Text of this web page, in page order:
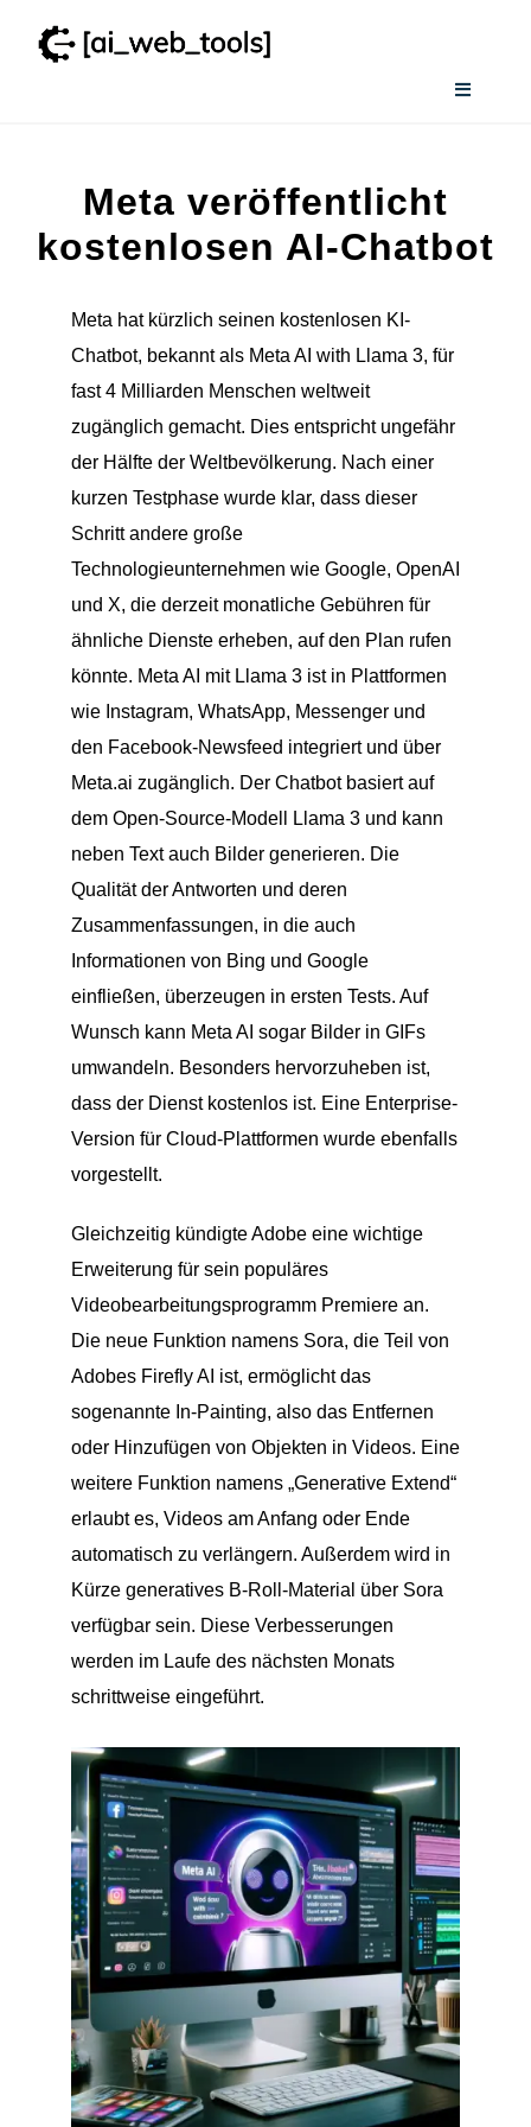
Inhalt
Toggle
Services
Smart AI Tool Selector
Verzeichnis
Meta veröffentlicht
kostenlosen AI-Chatbot
Meta hat kürzlich seinen kostenlosen KI-
Chatbot, bekannt als Meta AI with Llama 3, für
fast 4 Milliarden Menschen weltweit
zugänglich gemacht. Dies entspricht ungefähr
der Hälfte der Weltbevölkerung. Nach einer
kurzen Testphase wurde klar, dass dieser
Schritt andere große
Technologieunternehmen wie Google, OpenAI
und X, die derzeit monatliche Gebühren für
ähnliche Dienste erheben, auf den Plan rufen
könnte. Meta AI mit Llama 3 ist in Plattformen
wie Instagram, WhatsApp, Messenger und
den Facebook-Newsfeed integriert und über
Meta.ai zugänglich. Der Chatbot basiert auf
dem Open-Source-Modell Llama 3 und kann
neben Text auch Bilder generieren. Die
Qualität der Antworten und deren
Zusammenfassungen, in die auch
Informationen von Bing und Google
einfließen, überzeugen in ersten Tests. Auf
Wunsch kann Meta AI sogar Bilder in GIFs
umwandeln. Besonders hervorzuheben ist,
dass der Dienst kostenlos ist. Eine Enterprise-
Version für Cloud-Plattformen wurde ebenfalls
vorgestellt.
Gleichzeitig kündigte Adobe eine wichtige
Erweiterung für sein populäres
Videobearbeitungsprogramm Premiere an.
Die neue Funktion namens Sora, die Teil von
Adobes Firefly AI ist, ermöglicht das
sogenannte In-Painting, also das Entfernen
oder Hinzufügen von Objekten in Videos. Eine
weitere Funktion namens „Generative Extend“
erlaubt es, Videos am Anfang oder Ende
automatisch zu verlängern. Außerdem wird in
Kürze generatives B-Roll-Material über Sora
verfügbar sein. Diese Verbesserungen
werden im Laufe des nächsten Monats
schrittweise eingeführt.